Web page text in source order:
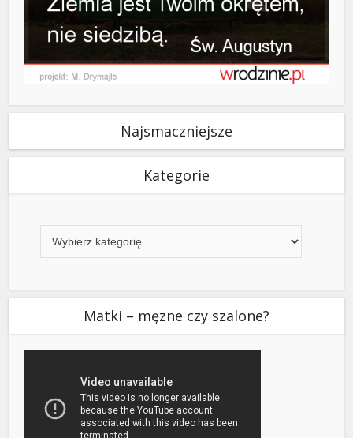
Najsmaczniejsze
Kategorie
Matki – męzne czy szalone?